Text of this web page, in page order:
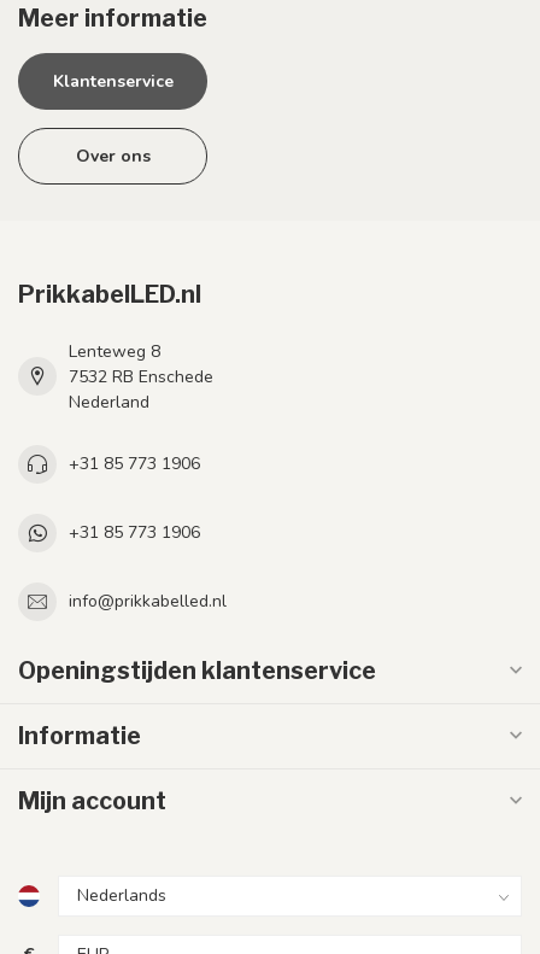
Meer informatie
Klantenservice
Over ons
PrikkabelLED.nl
Lenteweg 8
7532 RB Enschede
Nederland
+31 85 773 1906
+31 85 773 1906
info@prikkabelled.nl
Openingstijden klantenservice
Informatie
Mijn account